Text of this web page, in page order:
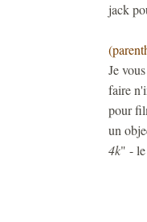
jack
Je
faire
pour
un
4k" - le